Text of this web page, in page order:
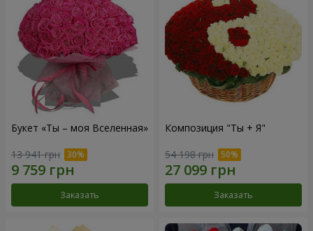
Букет «Ты – моя Вселенная»
13 941 грн
Заказать
Композиция "Ты + Я"
54 198 грн
Заказать